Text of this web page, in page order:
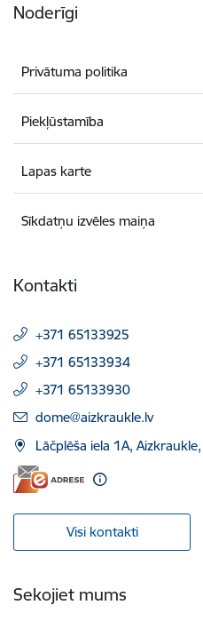
Noderīgi
Privātuma politika
Piekļūstamība
Lapas karte
Sīkdatņu izvēles maiņa
Kontakti
+371 65133925
+371 65133934
+371 65133930
E-pasts:
dome@aizkraukle.lv
Lāčplēša iela 1A,
Visi kontakti
Sekojiet mums